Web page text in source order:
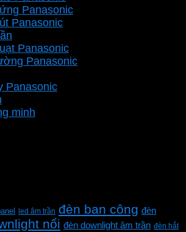
Panasonic
Panasonic
Panasonic
Panasonic
Panasonic
minh
led âm trần đèn ban công đèn
nổi đèn downlight âm trần đèn hắt